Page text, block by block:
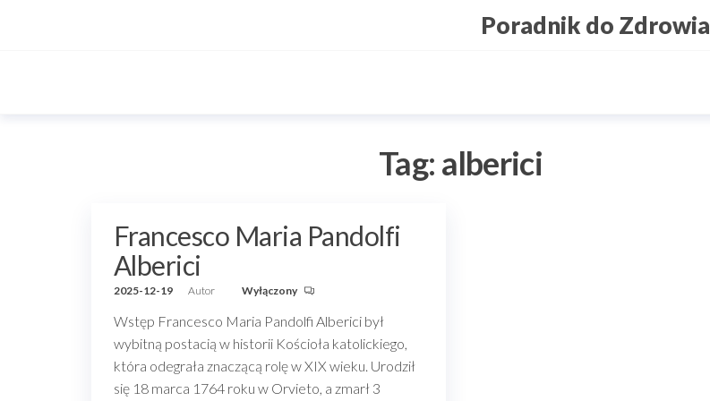
Poradnik do Zdrowia
Tag: alberici
Francesco Maria Pandolfi
Alberici
2025-12-19 Autor Wyłączony
Wstęp Francesco Maria Pandolfi Alberici był
wybitną postacią w historii Kościoła katolickiego,
która odegrała znaczącą rolę w XIX wieku. Urodził
się 18 marca 1764 roku w Orvieto, a zmarł 3